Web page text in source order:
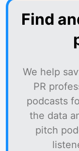
Find
We help
PR
podcasts
the data
pitch